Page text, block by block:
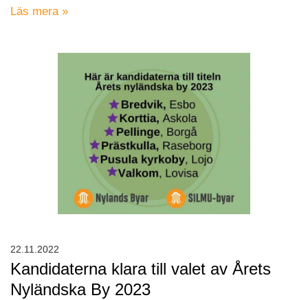
Läs mera »
Kandidaterna klara till valet av Årets
Nyländska By 2023
22.11.2022